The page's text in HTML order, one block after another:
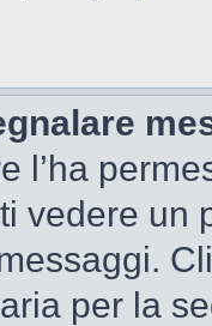
l’ha
vedere un
per la